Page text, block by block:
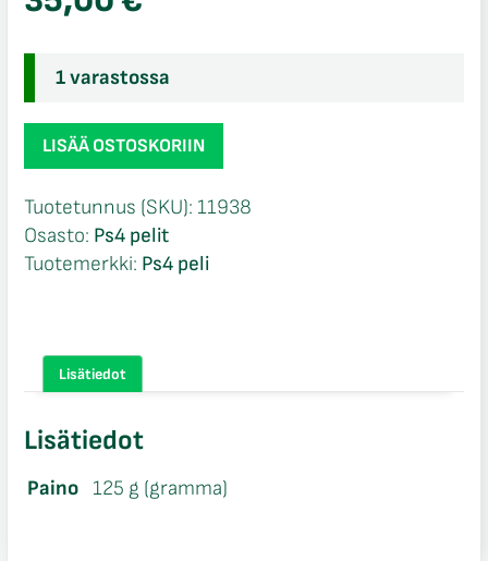
1 varastossa
Elden
Ring
määrä
LISÄÄ OSTOSKORIIN
Tuotetunnus (SKU): 11938
Osasto: Ps4 pelit
Tuotemerkki: Ps4 peli
Lisätiedot
Lisätiedot
Paino 125 g (gramma)